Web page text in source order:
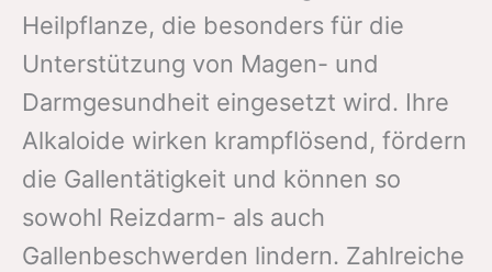
Heilpflanze, die besonders für die
Unterstützung von Magen- und
Darmgesundheit eingesetzt wird. Ihre
Alkaloide wirken krampflösend, fördern
die Gallentätigkeit und können so
sowohl Reizdarm- als auch
Gallenbeschwerden lindern. Zahlreiche